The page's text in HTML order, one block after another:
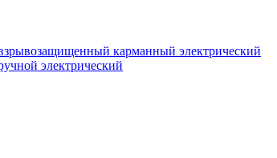
карманный электрический
электрический